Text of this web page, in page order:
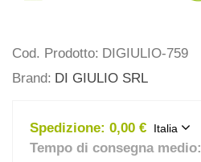
Cod. Prodotto: DIGIULIO-759
Brand: DI GIULIO SRL
Spedizione: 0,00 € Italia
Tempo di consegna medio: